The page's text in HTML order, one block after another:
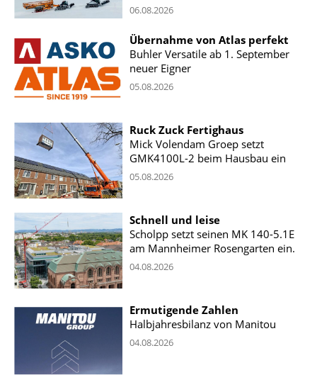
06.08.2026
Übernahme von Atlas perfekt
Buhler Versatile ab 1. September
neuer Eigner
05.08.2026
Ruck Zuck Fertighaus
Mick Volendam Groep setzt
GMK4100L-2 beim Hausbau ein
05.08.2026
Schnell und leise
Scholpp setzt seinen MK 140-5.1E
am Mannheimer Rosengarten ein.
04.08.2026
Ermutigende Zahlen
Halbjahresbilanz von Manitou
04.08.2026